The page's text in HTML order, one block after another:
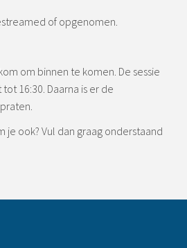
of opgenomen.
om binnen te komen. De sessie
16:30. Daarna is er de
je ook? Vul dan graag onderstaand